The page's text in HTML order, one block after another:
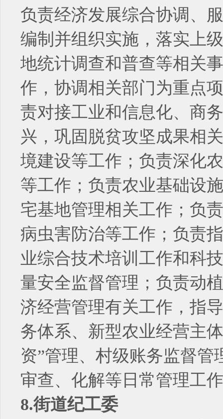
负责经济发展综合协调、
编制并组织实施，落实上
地统计调查和普查等相关
作，协调相关部门为重点
责对接工业和信息化、商
兴，巩固脱贫攻坚成果相
境建设等工作；负责深化
等工作；负责农业基础设
宅基地管理相关工作；负
病虫害防治等工作；负责
业综合技术培训工作和科
量安全监督管理；负责动
济经营管理有关工作，指
务体系、新型农业经营主
资”管理、村级账务监督
审查、化解等日常管理工
8.街道纪工委